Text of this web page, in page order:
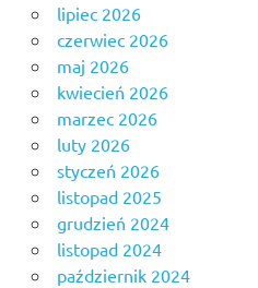
lipiec 2026
czerwiec 2026
maj 2026
kwiecień 2026
marzec 2026
luty 2026
styczeń 2026
listopad 2025
grudzień 2024
listopad 2024
październik 2024